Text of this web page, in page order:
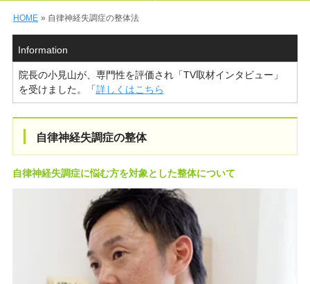
HOME » 自律神経失調症の整体法
Information
院長の小見山が、専門性を評価され「TV取材インタビュー」
を受けました。「詳しくはこちら
自律神経失調症の整体
自律神経失調症に悩む方を対象とした整体について